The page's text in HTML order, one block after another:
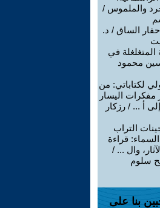
والملموس /
الساق / د.
المتغلغلة في
محمود
لكتاباتي: من
مفكرات اليسار
أ ... / رزكار
التراب
قراءة
وال ... /
سلوم
بنا على